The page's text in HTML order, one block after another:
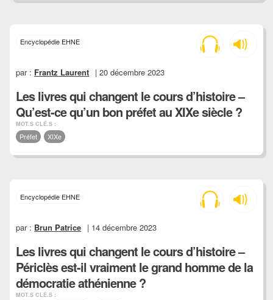
Encyclopédie EHNE
par : Frantz Laurent | 20 décembre 2023
Les livres qui changent le cours d’histoire –
Qu’est-ce qu’un bon préfet au XIXe siècle ?
MOT.S CLÉ.S :
Préfet XIXe
Encyclopédie EHNE
par : Brun Patrice | 14 décembre 2023
Les livres qui changent le cours d’histoire –
Périclès est-il vraiment le grand homme de la
démocratie athénienne ?
MOT.S CLÉ.S :